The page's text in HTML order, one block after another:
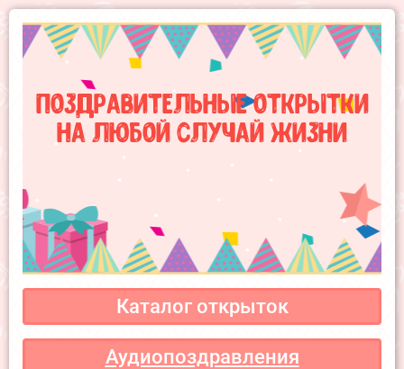
Поздравительные открытки
на любой случай жизни
Каталог открыток
Аудиопоздравления